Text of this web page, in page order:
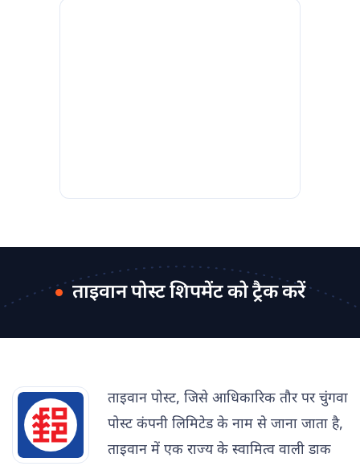
ताइवान पोस्ट शिपमेंट को ट्रैक करें
ताइवान पोस्ट, जिसे आधिकारिक तौर पर चुंगवा
पोस्ट कंपनी लिमिटेड के नाम से जाना जाता है,
ताइवान में एक राज्य के स्वामित्व वाली डाक